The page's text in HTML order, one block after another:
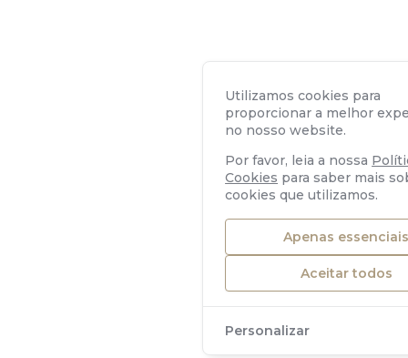
Utilizamos cookies para
proporcionar a melhor
no nosso website.
Por favor, leia a nossa
Cookies para saber mais
cookies que utilizamos.
Apenas
Aceitar todos
Personalizar